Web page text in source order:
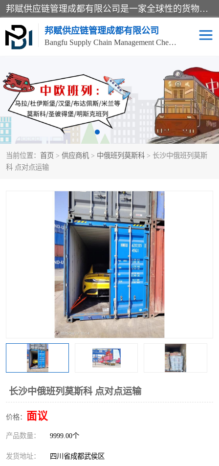
邦赋供应链管理成都有限公司是一家全球性的货物运输代理公司，主要从事：波兰中欧班列、德国中欧班列、出口莫斯科班列、中欧班列进口、蓉欧铁路、成都出口空运等业务，同时亦提供报关、报检、仓储、码头操作等服务。
邦赋供应链管理成都有限公司
Bangfu Supply Chain Management Chengdu Co.,LTD
当前位置： 首页 > 供应商机 > 中俄班列莫斯科 > 长沙中俄班列莫斯
科 点对点运输
长沙中俄班列莫斯科 点对点运输
价格： 面议
产品数量： 9999.00个
发货地址： 四川省成都武侯区
进出口门到门 成都中欧班列
国际汽运 国际空运
食品进口物流清关 南美海运
化妆品进口清关物流 国际海运
中俄铁路班列 中欧班列进口红酒啤酒
蓉欧班列进口机械设备 马来西亚物流
铁路出口拼箱/整柜
中俄班列莫斯科